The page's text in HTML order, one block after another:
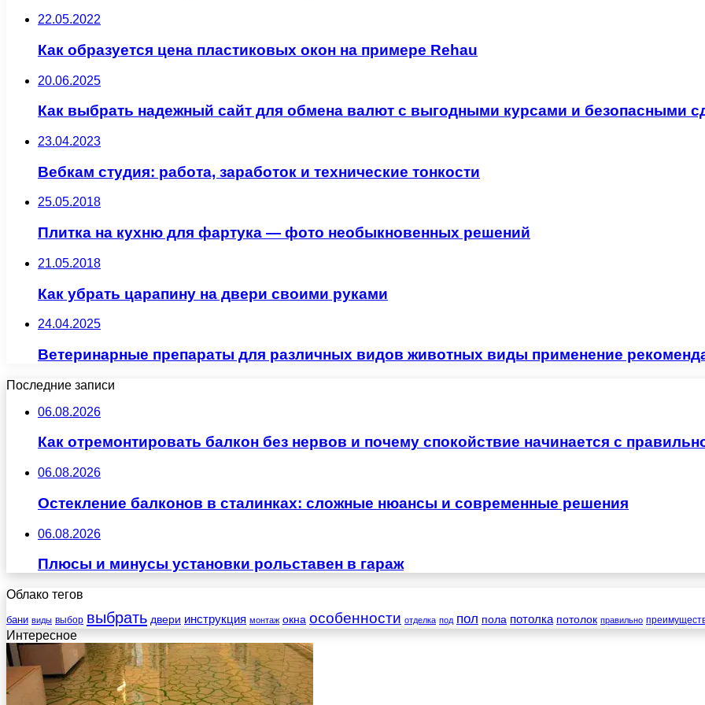
22.05.2022
Как образуется цена пластиковых окон на примере Rehau
20.06.2025
Как выбрать надежный сайт для обмена валют с выгодными курсами и безопасными
23.04.2023
Вебкам студия: работа, заработок и технические тонкости
25.05.2018
Плитка на кухню для фартука — фото необыкновенных решений
21.05.2018
Как убрать царапину на двери своими руками
24.04.2025
Ветеринарные препараты для различных видов животных виды применение
Последние записи
06.08.2026
Как отремонтировать балкон без нервов и почему спокойствие начинается с
06.08.2026
Остекление балконов в сталинках: сложные нюансы и современные решения
06.08.2026
Плюсы и минусы установки рольставен в гараж
Облако тегов
бани виды выбор выбрать двери инструкция монтаж окна особенности отделка под пол пола потолка потолок правильно
Интересное